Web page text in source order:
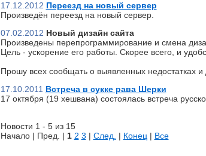
17.12.2012 Переезд на новый сервер
Произведён переезд на новый сервер.
07.02.2012 Новый дизайн сайта
Произведены перепрограммирование и смена
Цель - ускорение его работы. Скорее всего, и
Прошу всех сообщать о выявленных недостатках и
17.10.2011 Встреча в сукке рава Шерки
17 октября (19 хешвана) состоялась встреча
Новости 1 - 5 из 15
Начало | Пред. | 1 2 3 | След. | Конец | Все